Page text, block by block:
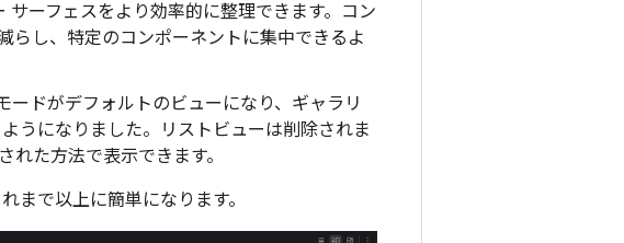
サーフェスをより効率的に整理できます。コン
らし、特定のコンポーネントに集中できるよ
ドがデフォルトのビューになり、ギャラリ
うになりました。リストビューは削除されま
た方法で表示できます。
まで以上に簡単になります。